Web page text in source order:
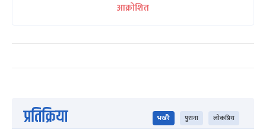
आक्रोशित
प्रतिक्रिया भर्खरै पुराना लोकप्रिय